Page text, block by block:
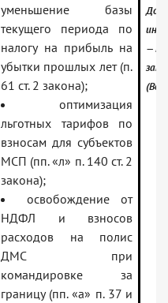
уменьшение базы
текущего периода по
налогу на прибыль на
убытки прошлых лет (п.
61 ст. 2 закона);
оптимизация
льготных тарифов по
взносам для субъектов
МСП (пп. «л» п. 140 ст. 2
закона);
освобождение от
НДФЛ и взносов
расходов на полис
ДМС при
командировке за
границу (пп. «а» п. 37 и
—